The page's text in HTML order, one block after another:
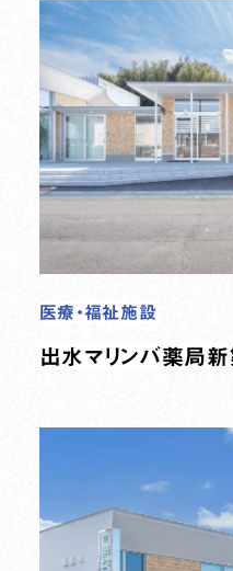
医療・福祉施設
出水マリンバ薬局